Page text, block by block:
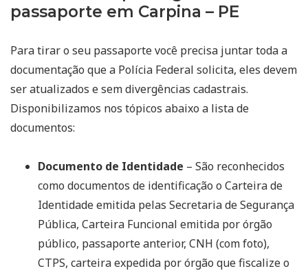
passaporte em Carpina – PE
Para tirar o seu passaporte você precisa juntar toda a
documentação que a Polícia Federal solicita, eles devem
ser atualizados e sem divergências cadastrais.
Disponibilizamos nos tópicos abaixo a lista de
documentos:
Documento de Identidade – São reconhecidos
como documentos de identificação o Carteira de
Identidade emitida pelas Secretaria de Segurança
Pública, Carteira Funcional emitida por órgão
público, passaporte anterior, CNH (com foto),
CTPS, carteira expedida por órgão que fiscalize o